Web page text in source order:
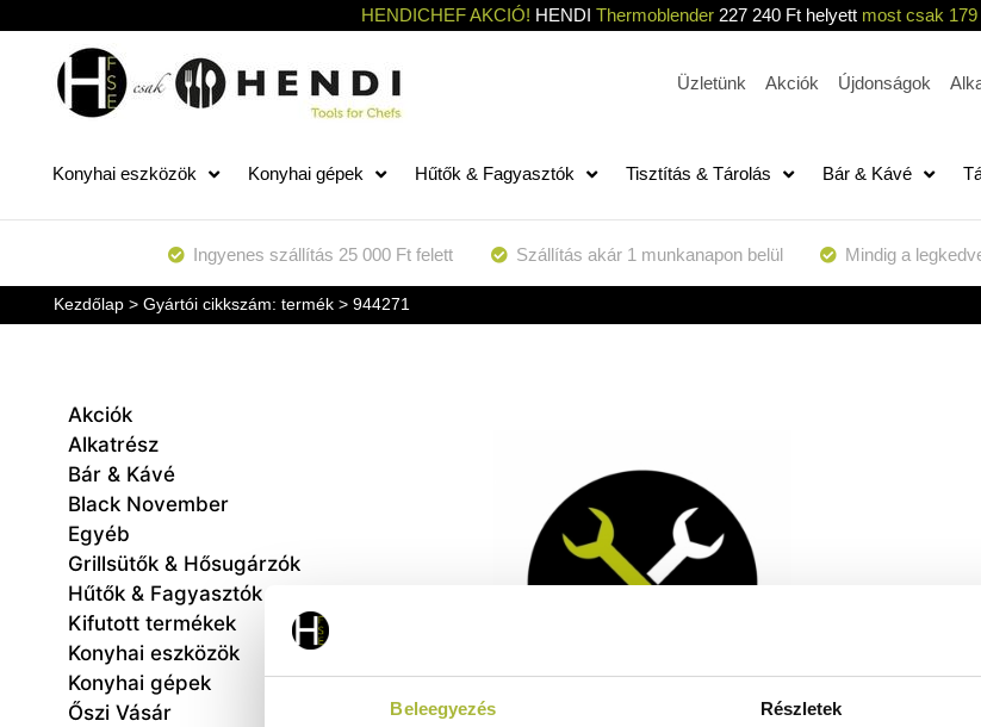
Beleegyezés Részletek
HENDICHEF AKCIÓ! HENDI Thermoblender227 240 Ft helyett most csak 179
Üzletünk Akciók Újdonságok
Konyhai eszközök Konyhai gépek Hűtők & Fagyasztók Tisztítás & Tárolás Bár & Kávé
Ingyenes szállítás 25 000 Ft felett Szállítás akár 1 munkanapon belül Mindig a
Kezdőlap> Gyártói cikkszám: termék > 944271
Akciók
Alkatrész
Bár & Kávé
Black November
Egyéb
Grillsütők & Hősugárzók
Hűtők & Fagyasztók
Kifutott termékek
Konyhai eszközök
Konyhai gépek
Őszi Vásár